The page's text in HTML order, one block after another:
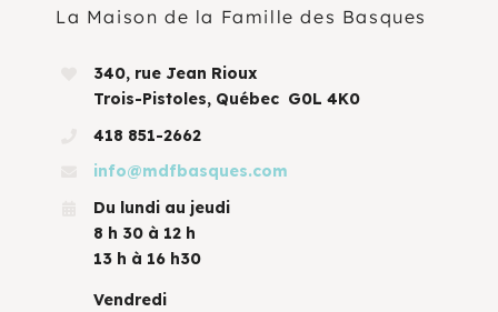
La Maison de la Famille des Basques
340, rue Jean Rioux
Trois-Pistoles, Québec G0L 4K0
418 851-2662
info@mdfbasques.com
Du lundi au jeudi
8 h 30 à 12 h
13 h à 16 h30
Vendredi